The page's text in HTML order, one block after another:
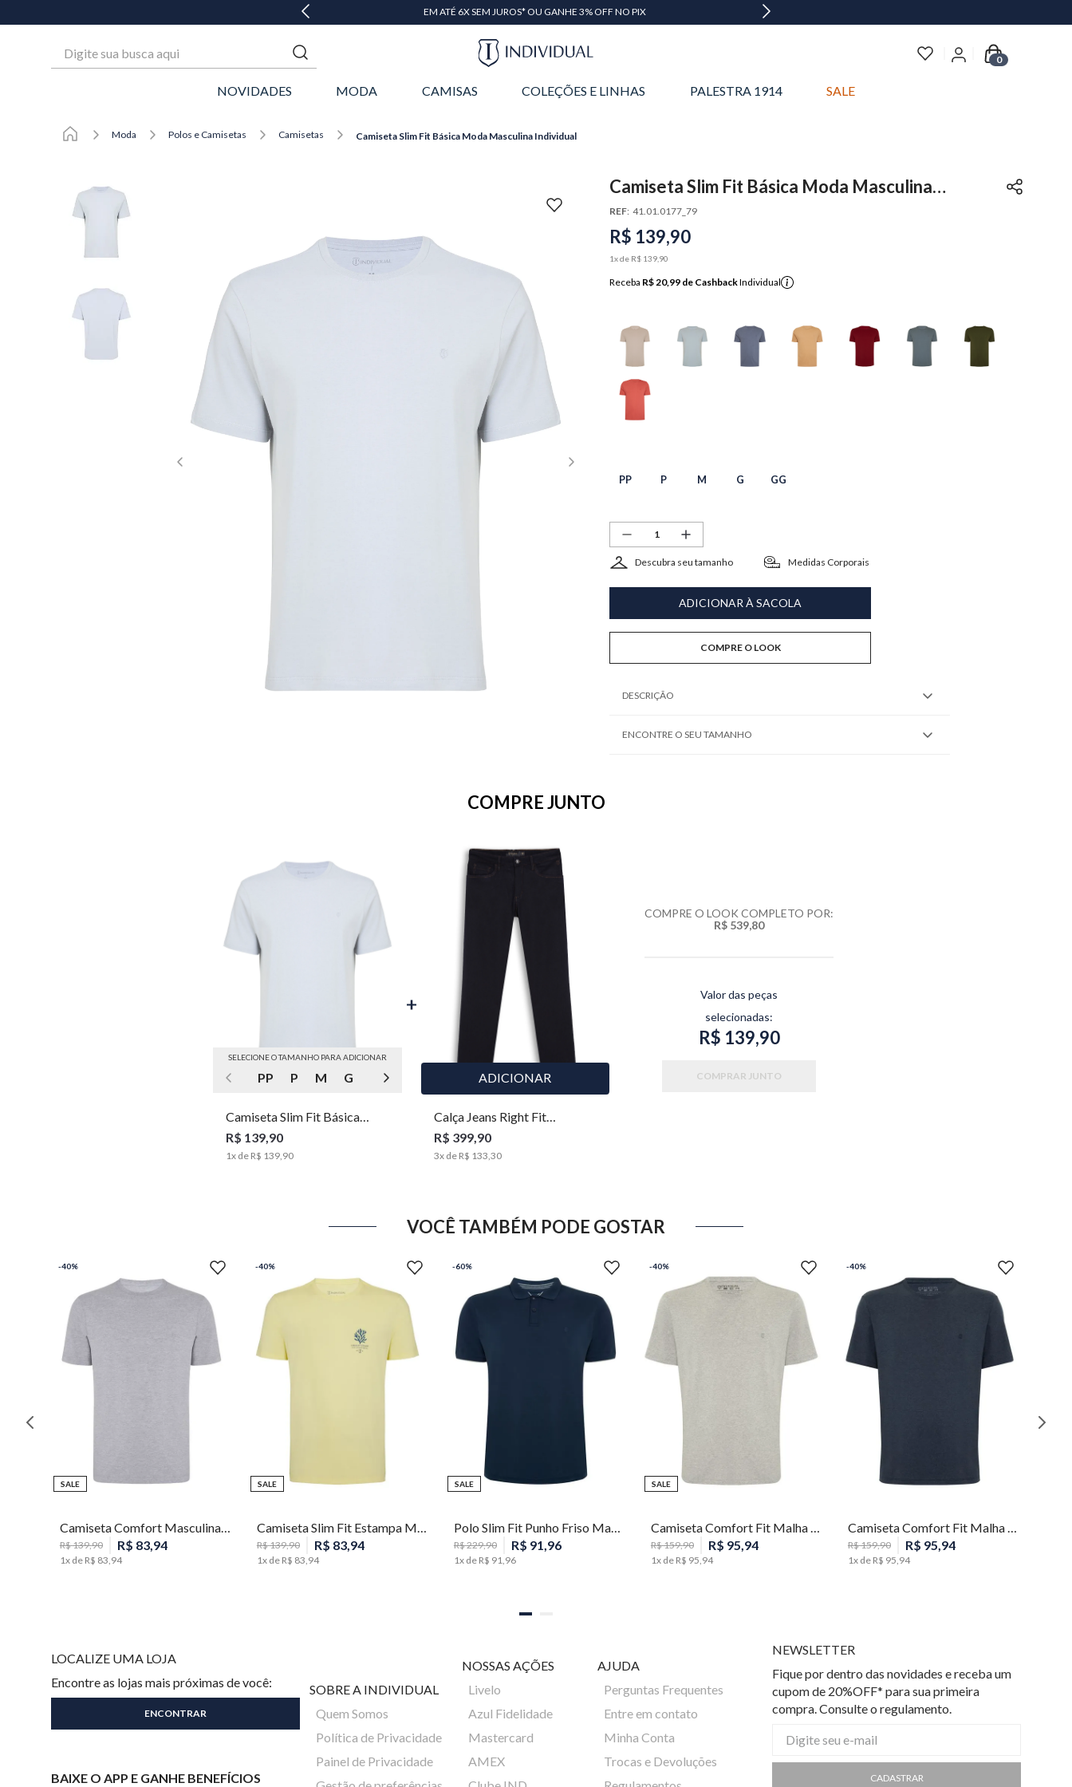
EM ATÉ 6X SEM JUROS* OU GANHE 3% OFF NO PIX
0
NOVIDADES MODA CAMISAS COLEÇÕES E LINHAS PALESTRA 1914 SALE
Moda Polos e Camisetas Camisetas Camiseta Slim Fit Básica Moda Masculina Individual
Camiseta Slim Fit Básica Moda Masculina
Individual
REF: 41.01.0177_79
R$ 139,90
1x de R$ 139 90
Receba R$ 20,99 de CashbackIndividual
PP P M G GG
Descubra seu tamanho Medidas Corporais
ADICIONAR À SACOLA
COMPRE O LOOK
DESCRIÇÃO
ENCONTRE O SEU TAMANHO
COMPRE JUNTO
SELECIONE O TAMANHO PARA ADICIONAR
PP P M G GG
Camiseta Slim Fit Básica
Moda Masculina Individual
R$ 139,90
1x de R$ 139,90
ADICIONAR
Calça Jeans Right Fit
Masculina Individual
R$ 399,90
3x de R$ 133,30
COMPRE O LOOK COMPLETO POR:
R$ 539,80
Valor das peças
selecionadas:
R$ 139,90
COMPRAR JUNTO
VOCÊ TAMBÉM PODE GOSTAR
-40%
SALE
Camiseta Comfort Masculina Individual
R$139,90 R$ 83, 94
1x de R$ 83 94
-40%
SALE PP P M
R$139,90 R$ 83, 94
1x de R$ 83 94
-60%
SALE P
Polo Slim Fit Punho Friso Masculina Individual
R$229,90 R$ 91 96
1x de R$ 91 96
-40%
SALE M
R$159,90 R$ 95 94
1x de R$ 95 94
-40%
M
R$159,90 R$ 95 94
1x de R$ 95 94
LOCALIZE UMA LOJA
Encontre as lojas mais próximas de você:
BAIXE O APP E GANHE BENEFÍCIOS
SOBRE A INDIVIDUAL
Quem Somos
Política de Privacidade
Painel de Privacidade
NOSSAS AÇÕES
Livelo
Azul Fidelidade
Mastercard
AMEX
AJUDA
Perguntas Frequentes
Entre em contato
Minha Conta
Trocas e Devoluções
NEWSLETTER
Fique por dentro das novidades e receba um
cupom de 20%OFF* para sua primeira
compra. Consulte o regulamento.
CADASTRAR